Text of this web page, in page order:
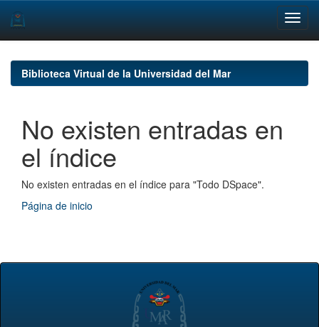
navigationBiblioteca Virtual de la Universidad del Mar
No existen entradas en
el índice
No existen entradas en el índice para "Todo DSpace".
Página de inicio